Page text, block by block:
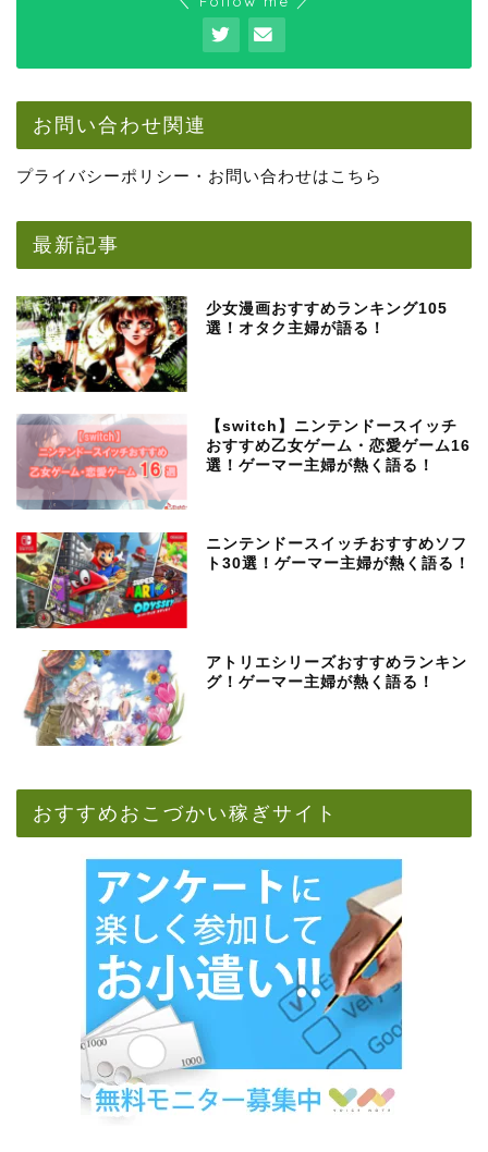
お問い合わせ関連
プライバシーポリシー・お問い合わせはこちら
最新記事
少女漫画おすすめランキング105
選！オタク主婦が語る！
【switch】ニンテンドースイッチ
おすすめ乙女ゲーム・恋愛ゲーム16
選！ゲーマー主婦が熱く語る！
ニンテンドースイッチおすすめソフ
ト30選！ゲーマー主婦が熱く語る！
アトリエシリーズおすすめランキン
グ！ゲーマー主婦が熱く語る！
おすすめおこづかい稼ぎサイト